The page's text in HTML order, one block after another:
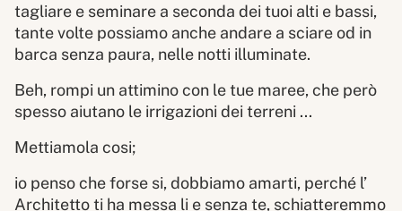
tagliare e seminare a seconda dei tuoi alti e bassi,
tante volte possiamo anche andare a sciare od in
barca senza paura, nelle notti illuminate.
Beh, rompi un attimino con le tue maree, che però
spesso aiutano le irrigazioni dei terreni ...
Mettiamola cosi;
io penso che forse si, dobbiamo amarti, perché l’
Architetto ti ha messa li e senza te, schiatteremmo